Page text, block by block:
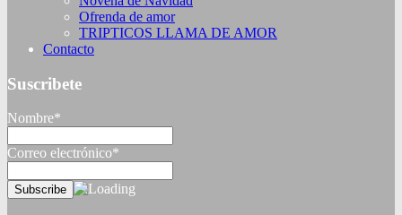
Ofrenda de amor
TRIPTICOS LLAMA DE AMOR
Contacto
Suscribete
Nombre*
Correo electrónico*